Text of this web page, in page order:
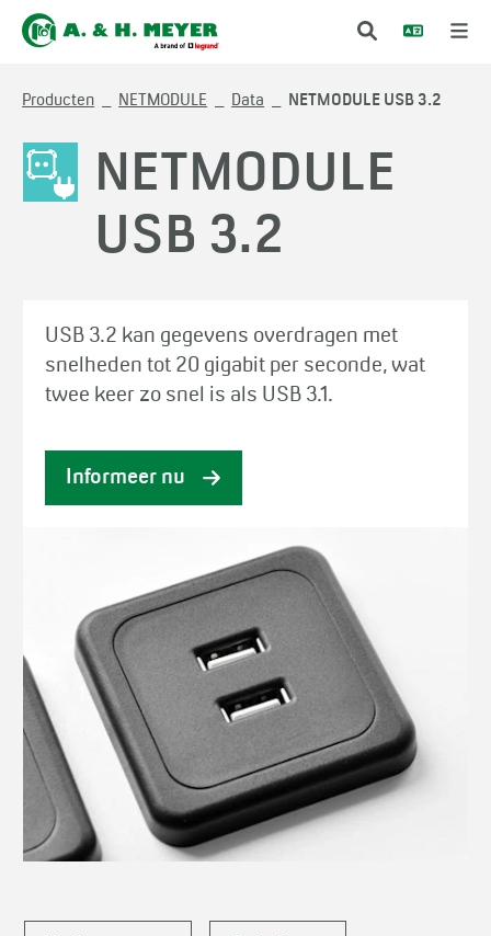
Producten NETMODULE Data NETMODULE USB 3.2
NETMODULE
USB 3.2
USB 3.2 kan gegevens overdragen met
snelheden tot 20 gigabit per seconde, wat
twee keer zo snel is als USB 3.1.
Informeer nu